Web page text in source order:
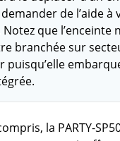
de l’aide à
que l’enceinte
branchée sur
puisqu’elle
la PARTY-